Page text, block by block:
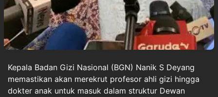
Kepala Badan Gizi Nasional (BGN) Nanik S Deyang
memastikan akan merekrut profesor ahli gizi hingga
dokter anak untuk masuk dalam struktur Dewan